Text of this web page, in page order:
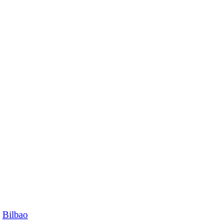
Bilbao